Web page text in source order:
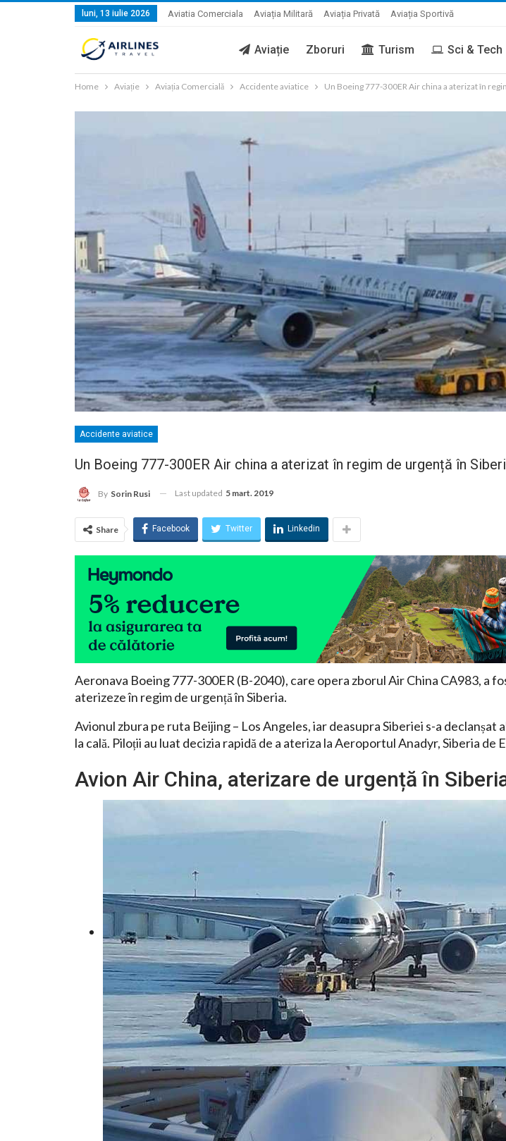
luni, 13 iulie 2026 Aviatia Comerciala Aviația Militară Aviația Privată Aviația Sportivă
Aviație Zboruri Turism Sci & Tech
Home Aviație Aviația Comercială Accidente aviatice Un Boeing 777-300ER Air china a aterizat în
Accidente aviatice
Un Boeing 777-300ER Air china a aterizat în regim de urgență în
By Sorin Rusi Last updated 5 mart. 2019
Share Facebook Twitter Linkedin
Aeronava Boeing 777-300ER (B-2040), care opera zborul Air China CA983, a
aterizeze în regim de urgență în Siberia.
Avionul zbura pe ruta Beijing – Los Angeles, iar deasupra Siberiei s-a declanșat
la cală. Piloții au luat decizia rapidă de a ateriza la Aeroportul Anadyr, Siberia de
Avion Air China, aterizare de urgență în